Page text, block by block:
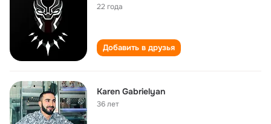
22 года
Добавить в друзья
Karen Gabrielyan
36 лет